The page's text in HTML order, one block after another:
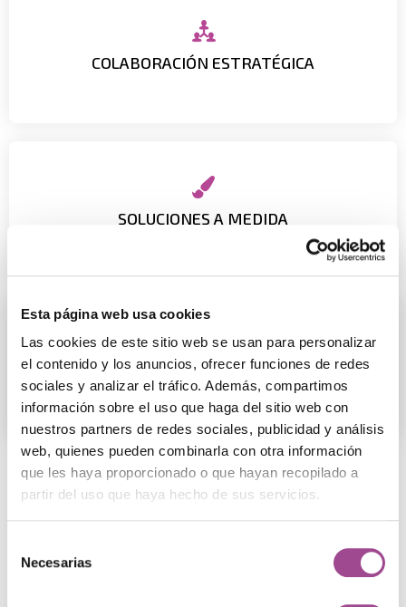
Esta página web usa cookies
Las cookies de este sitio web se usan para personalizar
el contenido y los anuncios, ofrecer funciones de redes
sociales y analizar el tráfico. Además, compartimos
información sobre el uso que haga del sitio web con
nuestros partners de redes sociales, publicidad y análisis
web, quienes pueden combinarla con otra información
que les haya proporcionado o que hayan recopilado a
partir del uso que haya hecho de sus servicios.
Necesarias
COLABORACIÓN ESTRATÉGICA
Trabajamos para que cada decisión tecnológica
impulse resultados sostenibles en el tiempo.
SOLUCIONES A MEDIDA
Desarrollamos soluciones que se adaptan a tus
necesidades y evolucionan con tu negocio.
VISIÓN DE NEGOCIO
Alineamos la tecnología con los objetivos
Casos de éxito
Nuestros casos de éxito en consultoría